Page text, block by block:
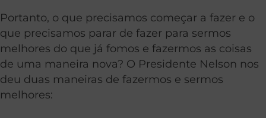
Portanto, o que precisamos começar a fazer e o
que precisamos parar de fazer para sermos
melhores do que já fomos e fazermos as coisas
de uma maneira nova? O Presidente Nelson nos
deu duas maneiras de fazermos e sermos
melhores: